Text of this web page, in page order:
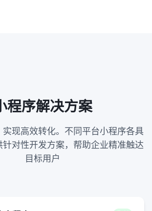
程序解决方案
现高效转化。不同平台小程序各具
针对性开发方案，帮助企业精准触达
目标用户